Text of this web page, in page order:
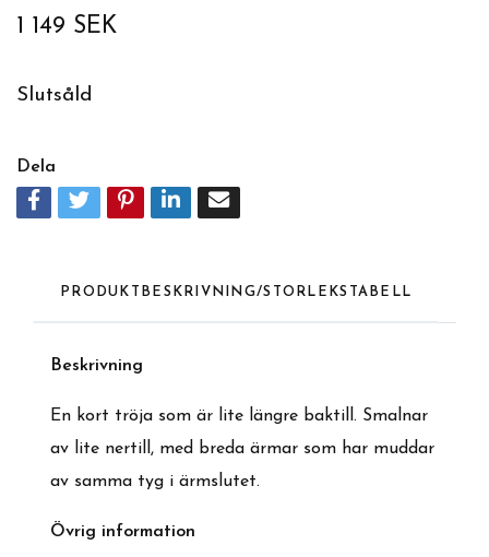
1 149 SEK
Slutsåld
Dela
PRODUKTBESKRIVNING/STORLEKSTABELL
Beskrivning
En kort tröja som är lite längre baktill. Smalnar
av lite nertill, med breda ärmar som har muddar
av samma tyg i ärmslutet.
Övrig information